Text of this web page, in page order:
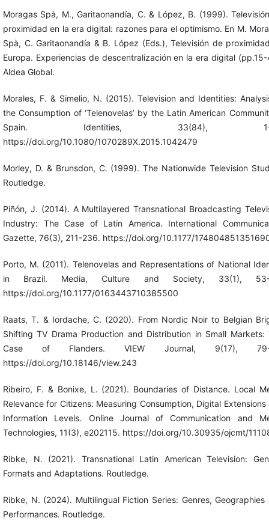
Moragas Spà, M., Garitaonandía, C. & López, B. (1999).
proximidad en la era digital: razones para el optimismo. En M.
Spà, C. Garitaonandía & B. López (Eds.), Televisión de
Europa. Experiencias de descentralización en la era digital
Aldea Global.
Morales, F. & Simelio, N. (2015). Television and Identities:
the Consumption of ‘Telenovelas’ by the Latin American
Spain. Identities, 33(84), 1-
https://doi.org/10.1080/1070289X.2015.1042479
Morley, D. & Brunsdon, C. (1999). The Nationwide Television
Routledge.
Piñón, J. (2014). A Multilayered Transnational Broadcasting
Industry: The Case of Latin America. International
Gazette, 76(3), 211-236. https://doi.org/10.1177/
Porto, M. (2011). Telenovelas and Representations of National
in Brazil. Media, Culture and Society, 33(1), 53-
https://doi.org/10.1177/0163443710385500
Raats, T. & Iordache, C. (2020). From Nordic Noir to Belgian
Shifting TV Drama Production and Distribution in Small Markets:
Case of Flanders. VIEW Journal, 9(17), 79-
https://doi.org/10.18146/view.243
Ribeiro, F. & Bonixe, L. (2021). Boundaries of Distance. Local
Relevance for Citizens: Measuring Consumption, Digital Extensions
Information Levels. Online Journal of Communication and
Technologies, 11(3), e202115. https://doi.org/10.30935/ojcmt/
Ribke, N. (2021). Transnational Latin American Television:
Formats and Adaptations. Routledge.
Ribke, N. (2024). Multilingual Fiction Series: Genres, Geographies
Performances. Routledge.